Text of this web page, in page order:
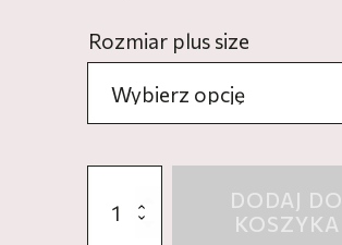
Rozmiar plus size
Klasyczne
DODAJ DO
KOSZYKA